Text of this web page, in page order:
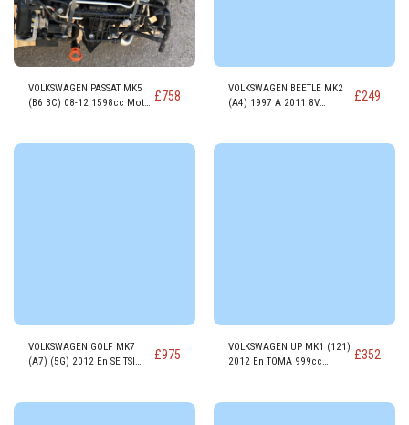
VOLKSWAGEN PASSAT MK5
(B6 3C) 08-12 1598cc Motor £758
VOLKSWAGEN BEETLE MK2
(A4) 1997 A 2011 8V
£249
VOLKSWAGEN GOLF MK7
(A7) (5G) 2012 En SE TSI
£975
VOLKSWAGEN UP MK1 (121)
2012 En TOMA 999cc
£352